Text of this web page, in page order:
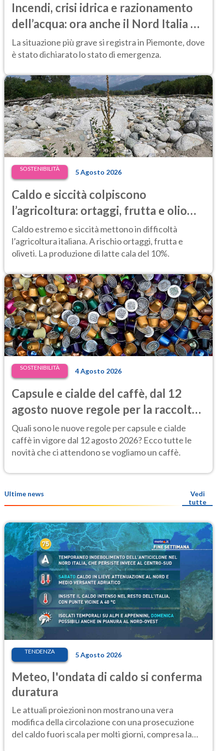
Incendi, crisi idrica e razionamento
dell’acqua: ora anche il Nord Italia è
in difficoltà
La situazione più grave si registra in Piemonte, dove
è stato dichiarato lo stato di emergenza.
SOSTENIBILITÀ 5 Agosto 2026
Caldo e siccità colpiscono
l’agricoltura: ortaggi, frutta e olio
d’oliva a rischio, latte in calo del 10%
Caldo estremo e siccità mettono in difficoltà
l’agricoltura italiana. A rischio ortaggi, frutta e
oliveti. La produzione di latte cala del 10%.
SOSTENIBILITÀ 4 Agosto 2026
Capsule e cialde del caffè, dal 12
agosto nuove regole per la raccolta
differenziata
Quali sono le nuove regole per capsule e cialde
caffè in vigore dal 12 agosto 2026? Ecco tutte le
novità che ci attendono se vogliamo un caffè.
Ultime news
Vedi
tutte
TENDENZA 5 Agosto 2026
Meteo, l'ondata di caldo si conferma
duratura
Le attuali proiezioni non mostrano una vera
modifica della circolazione con una prosecuzione
del caldo fuori scala per molti giorni, compresa la